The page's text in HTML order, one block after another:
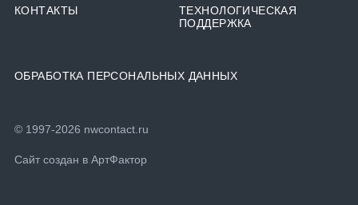
КОНТАКТЫ
ТЕХНОЛОГИЧЕСКАЯ
ПОДДЕРЖКА
ОБРАБОТКА ПЕРСОНАЛЬНЫХ ДАННЫХ
© 1997-2026 nwcontact.ru
Сайт создан в АртФактор